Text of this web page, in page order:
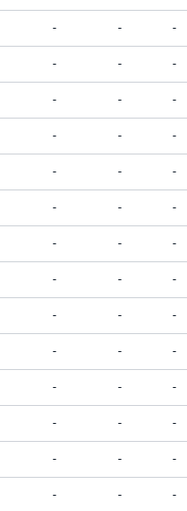
- - -
- - -
- - -
- - -
- - -
- - -
- - -
- - -
- - -
- - -
- - -
- - -
- - -
- - -